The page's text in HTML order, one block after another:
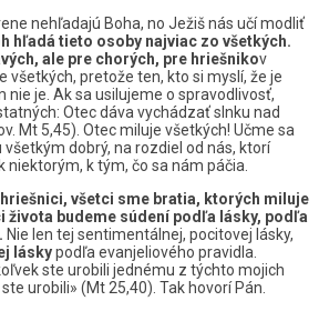
nehľadajú Boha, no Ježiš nás učí modliť
hľadá tieto osoby najviac zo všetkých.
ale pre chorých, pre hriešnikov
všetkých, pretože ten, kto si myslí, že je
nie je. Ak sa usilujeme o spravodlivosť,
Otec dáva vychádzať slnku nad
Mt 5,45). Otec miluje všetkých! Učme sa
všetkým dobrý, na rozdiel od nás, ktorí
niektorým, k tým, čo sa nám páčia.
všetci sme bratia, ktorých miluje
života budeme súdení podľa lásky, podľa
Nie len tej sentimentálnej, pocitovej lásky,
láskypodľa evanjeliového pravidla.
ste urobili jednému z týchto mojich
urobili» (Mt 25,40). Tak hovorí Pán.